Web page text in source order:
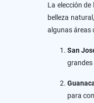
La elección
belleza
algunas áreas
San
grandes
para